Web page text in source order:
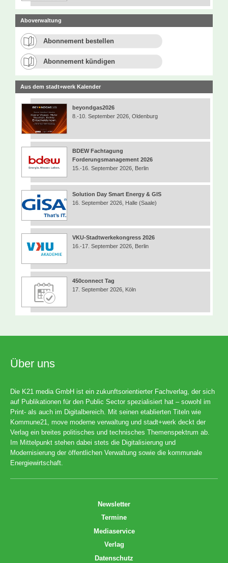
Aboverwaltung
Abonnement bestellen
Abonnement kündigen
Aus dem stadt+werk Kalender
beyondgas2026
8.-10. September 2026, Oldenburg
BDEW Fachtagung
Forderungsmanagement 2026
15.-16. September 2026, Berlin
Solution Day Smart Energy & GIS
16. September 2026, Halle (Saale)
VKU-Stadtwerkekongress 2026
16.-17. September 2026, Berlin
450connect Tag
17. September 2026, Köln
Über uns
Die K21 media GmbH ist ein zukunftsorientierter Fachverlag, der sich
auf Publikationen für den Public Sector spezialisiert hat – sowohl im
Print- als auch im Digitalbereich. Mit seinen etablierten Titeln wie
Kommune21, move moderne verwaltung und stadt+werk deckt der
Verlag ein breites politisches und technisches Themenspektrum ab.
Im Mittelpunkt stehen dabei stets die Digitalisierung und
Modernisierung der öffentlichen Verwaltung sowie die kommunale
Energiewirtschaft.
Newsletter
Termine
Mediaservice
Verlag
Datenschutz